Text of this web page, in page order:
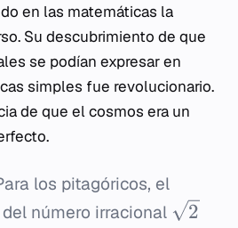
en las matemáticas la
Su descubrimiento de que
se podían expresar en
simples fue revolucionario.
de que el cosmos era un
los pitagóricos, el
número irracional
2